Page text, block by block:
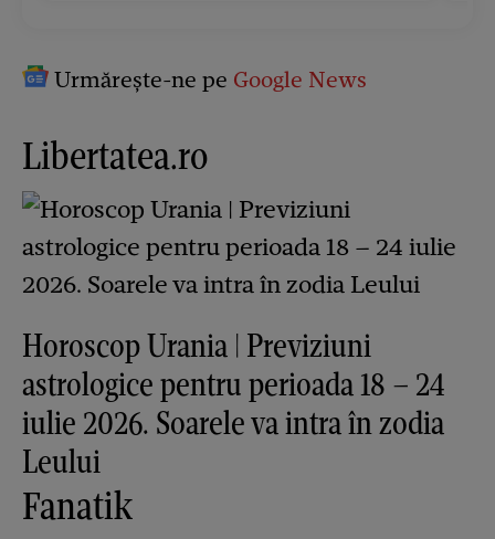
Urmărește-ne pe Google News
Libertatea.ro
Horoscop Urania | Previziuni
astrologice pentru perioada 18 – 24
iulie 2026. Soarele va intra în zodia
Leului
Fanatik